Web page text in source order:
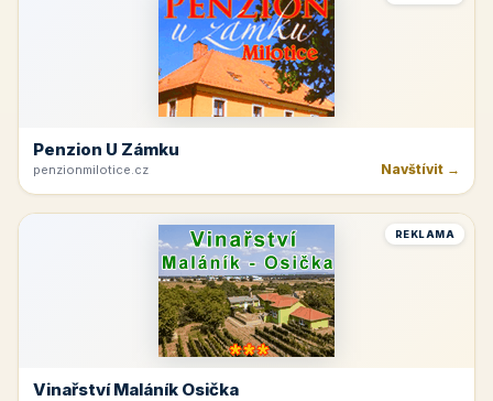
Penzion U Zámku
penzionmilotice.cz Navštívit →
REKLAMA
Vinařství Maláník Osička